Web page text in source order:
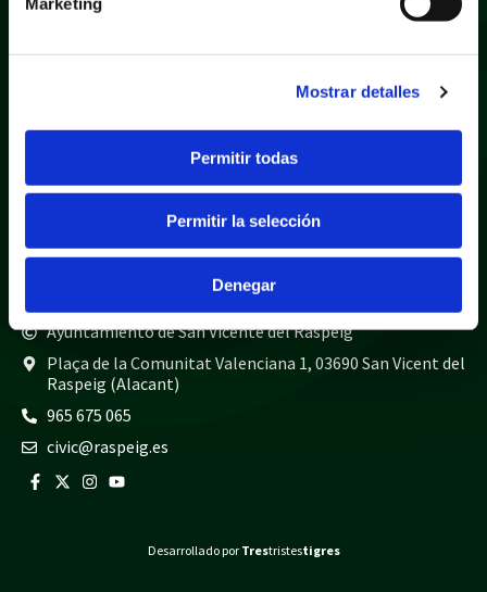
Mostrar detalles
Permitir todas
Permitir la selección
Denegar
Aviso legal
Bomberos
965 675 697
Ayuntamiento de San Vicente del Raspeig
Plaça de la Comunitat Valenciana 1, 03690 San Vicent del
Raspeig (Alacant)
965 675 065
civic@raspeig.es
Desarrollado por Trestristestigres